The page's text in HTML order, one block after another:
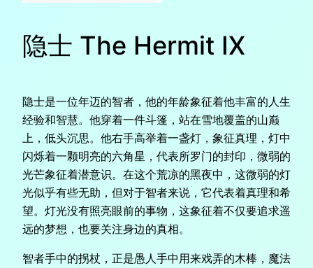
隐士 The Hermit IX
隐士是一位年迈的智者，他的年龄象征着他丰富的人生
经验和智慧。他穿着一件斗篷，站在雪地覆盖的山巅
上，低头沉思。他右手高举着一盏灯，象征真理，灯中
闪烁着一颗明亮的六角星，代表所罗门的封印，微弱的
光芒象征着潜意识。在这个荒凉的黑夜中，这微弱的灯
光似乎有些无助，但对于智者来说，它代表着真理和希
望。灯光没有照亮眼前的事物，这象征着不仅要追求遥
远的梦想，也要关注身边的真相。
智者手中的拐杖，正是愚人手中用来戏弄的木棒，魔法